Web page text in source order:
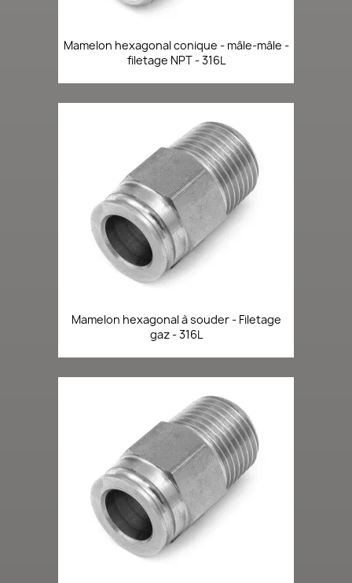
Mamelon hexagonal conique - mâle-mâle -
filetage NPT - 316L
Mamelon hexagonal à souder - Filetage
gaz - 316L